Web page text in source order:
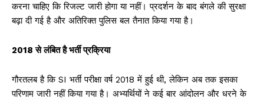
करना चाहिए कि रिजल्ट जारी होगा या नहीं। प्रदर्शन के बाद बंगले की सुरक्षा
बढ़ा दी गई है और अतिरिक्त पुलिस बल तैनात किया गया है।
2018 से लंबित है भर्ती प्रक्रिया
गौरतलब है कि SI भर्ती परीक्षा वर्ष 2018 में हुई थी, लेकिन अब तक इसका
परिणाम जारी नहीं किया गया है। अभ्यर्थियों ने कई बार आंदोलन और धरने के